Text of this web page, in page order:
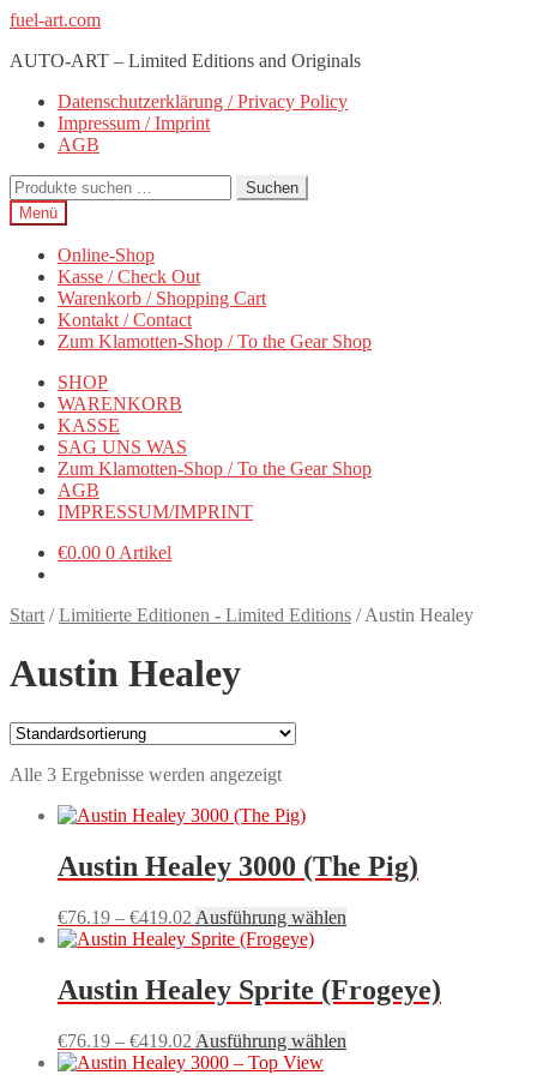
Zur
springen
Zum
springen
fuel-art.com
AUTO-ART – Limited Editions and Originals
Datenschutzerklärung / Privacy Policy
Impressum / Imprint
AGB
Suchen
nach:
Suchen
Menü
Online-Shop
Kasse / Check Out
Warenkorb / Shopping Cart
Kontakt / Contact
Zum Klamotten-Shop / To the Gear Shop
SHOP
WARENKORB
KASSE
SAG UNS WAS
Zum Klamotten-Shop / To the Gear Shop
AGB
IMPRESSUM/IMPRINT
€0.00 0 Artikel
Start /Limitierte Editionen - Limited Editions /Austin Healey
Austin Healey
Alle 3 Ergebnisse werden angezeigt
Austin Healey 3000 (The Pig)
€76.19 – €419.02 Preisspanne:
€76.19
€419.02
Ausführung wählen
mehrere
Varianten
Die
Austin Healey Sprite (Frogeye)
€76.19 – €419.02 Preisspanne:
€76.19
Ausführung wählen